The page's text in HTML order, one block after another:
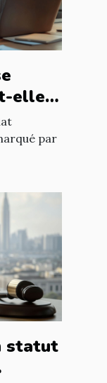
elle
par
statut